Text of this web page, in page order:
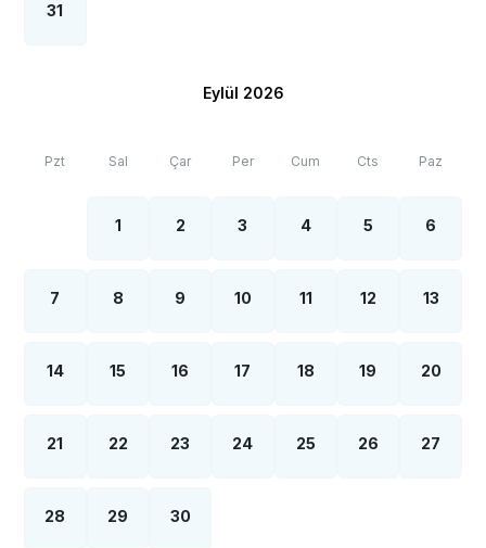
31
Eylül 2026
Pzt Sal Çar Per Cum Cts Paz
1 2 3 4 5 6
7 8 9 10 11 12 13
14 15 16 17 18 19 20
21 22 23 24 25 26 27
28 29 30